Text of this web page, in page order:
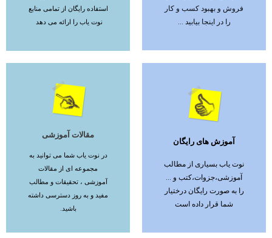
فروش و بهبود کسب و کار
را در اینجا بیابید ...
استفاده رایگان از تمامی منابع
نوت یاب را ارائه می دهد
آموزش های رایگان
نوت یاب بسیاری از مطالب
آموزشی،جزوات،کتب و ...
را به صورت رایگان درختیار
شما قرار داده است
ادامه مطلب
مقالات آموزشی
در نوت یاب شما می توانید به
مجموعه ای از مقالات
آموزشی ، تحقیقات و مطالب
مفید و به روز دسترسی داشته